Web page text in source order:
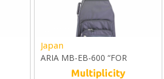
Japan
ARIA MB-EB-600 “FOR
ELECTRIC BASS GUITAR”
Multiplicity